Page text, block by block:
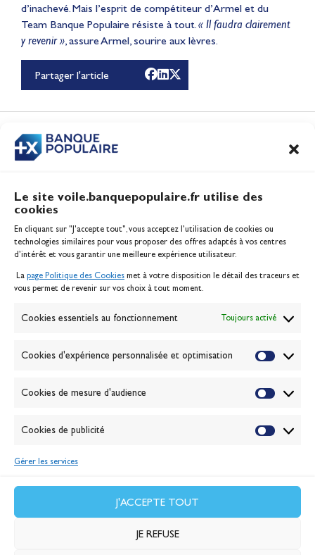
Le site voile.banquepopulaire.fr utilise des
cookies
En cliquant sur "J'accepte tout", vous acceptez l’utilisation de cookies ou
technologies similaires pour vous proposer des offres adaptés à vos centres
d’intérêt et vous garantir une meilleure expérience utilisateur.
La page Politique des Cookies met à votre disposition le détail des traceurs et
vous permet de revenir sur vos choix à tout moment.
Cookies essentiels au fonctionnement Toujours activé
Cookies d'expérience personnalisée et optimisation
Cookies de mesure d'audience
Cookies de publicité
Gérer les services
J'ACCEPTE TOUT
JE REFUSE
d’inachevé. Mais l’esprit de compétiteur d’Armel et du
Team Banque Populaire résiste à tout.« Il faudra clairement
y revenir », assure Armel, sourire aux lèvres.
Partager l'article
CONTENUS
Le récap de Juin 2026
Inscription serveur média
Contact
Politique des cookies
Banque de la voile
Passion Voile TV
ABONNEZ-VOUS
J'accepte lapolitique de confidentialité